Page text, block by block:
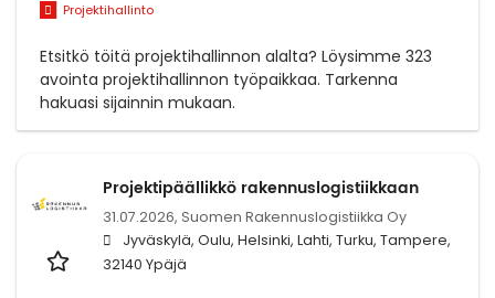
Projektihallinto
Etsitkö töitä projektihallinnon alalta? Löysimme 323
avointa projektihallinnon työpaikkaa. Tarkenna
hakuasi sijainnin mukaan.
Projektipäällikkö rakennuslogistiikkaan
31.07.2026, Suomen Rakennuslogistiikka Oy
Jyväskylä, Oulu, Helsinki, Lahti, Turku, Tampere,
32140 Ypäjä